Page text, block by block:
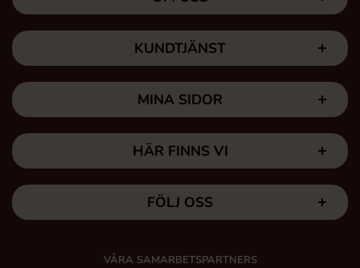
KUNDTJÄNST
MINA SIDOR
HÄR FINNS VI
FÖLJ OSS
VÅRA SAMARBETSPARTNERS